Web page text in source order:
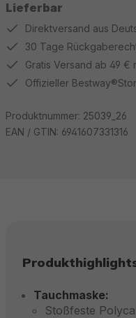
Lieferbar
Direktversand aus
30 Tage
Gratis Versand ab 49 €
Offizieller
Produktnummer: 25039_26
EAN / GTIN: 6941607331316
Tauchmaske:
Stoßfeste